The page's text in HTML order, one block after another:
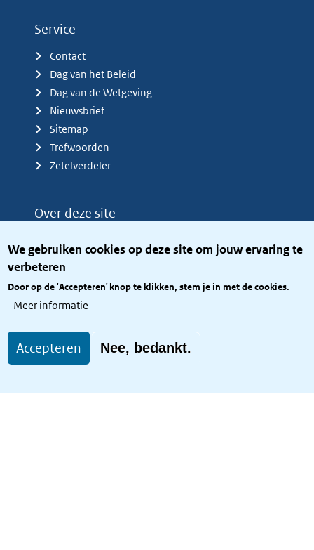
We gebruiken cookies op deze site om jouw ervaring te
verbeteren
Door op de 'Accepteren' knop te klikken, stem je in met de cookies.
Meer informatie
Accepteren Nee, bedankt.
Service
Contact
Dag van het Beleid
Dag van de Wetgeving
Nieuwsbrief
Sitemap
Trefwoorden
Zetelverdeler
Over deze site
Privacy
Toegang site openbaar
Toegankelijkheid